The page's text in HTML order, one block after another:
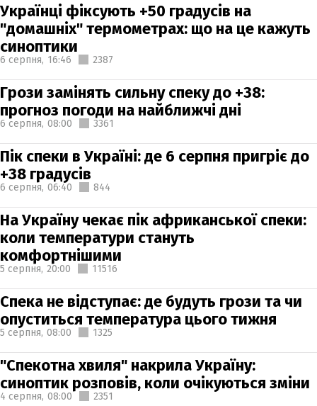
Українці фіксують +50 градусів на
"домашніх" термометрах: що на це кажуть
синоптики
6 серпня, 16:46 2387
Грози замінять сильну спеку до +38:
прогноз погоди на найближчі дні
6 серпня, 08:00 3361
Пік спеки в Україні: де 6 серпня пригріє до
+38 градусів
6 серпня, 06:40 844
На Україну чекає пік африканської спеки:
коли температури стануть
комфортнішими
5 серпня, 20:00 11516
Спека не відступає: де будуть грози та чи
опуститься температура цього тижня
5 серпня, 08:00 1325
"Спекотна хвиля" накрила Україну:
синоптик розповів, коли очікуються зміни
4 серпня, 08:00 2351